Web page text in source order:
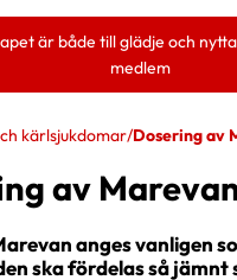
är både till glädje och
medlem
kärlsjukdomar/Dosering av
av
anges vanligen
ska fördelas så